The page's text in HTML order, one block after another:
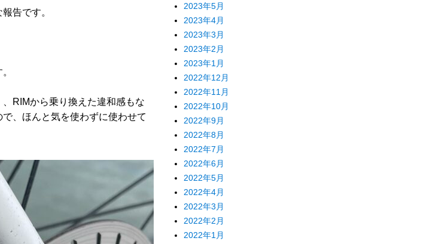
告です。
RIMから乗り換えた違和感もな
、ほんと気を使わずに使わせて
2023年5月
2023年4月
2023年3月
2023年2月
2023年1月
2022年12月
2022年11月
2022年10月
2022年9月
2022年8月
2022年7月
2022年6月
2022年5月
2022年4月
2022年3月
2022年2月
2022年1月